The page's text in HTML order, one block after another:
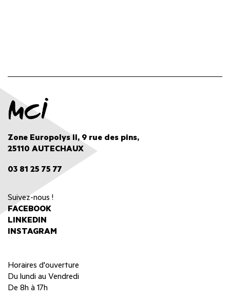
Zone Europolys II, 9 rue des pins,
25110 AUTECHAUX
03 81 25 75 77
Suivez-nous !
FACEBOOK
LINKEDIN
INSTAGRAM
Horaires d'ouverture
Du lundi au Vendredi
De 8h à 17h